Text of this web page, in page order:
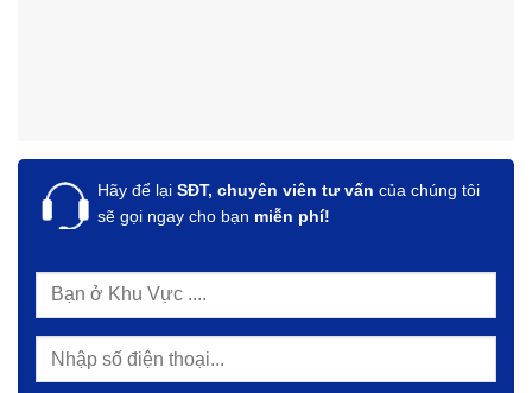
Hãy để lại SĐT, chuyên viên tư vấn của chúng tôi
sẽ gọi ngay cho bạn miễn phí!